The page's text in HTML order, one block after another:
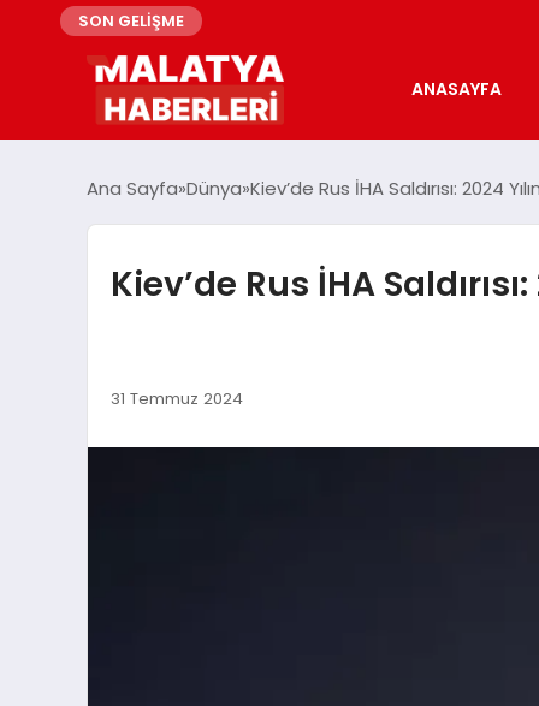
SON GELİŞME
ANASAYFA
Ana Sayfa Dünya Kiev’de Rus İHA Saldırısı: 2024
Kiev’de Rus İHA
31 Temmuz 2024